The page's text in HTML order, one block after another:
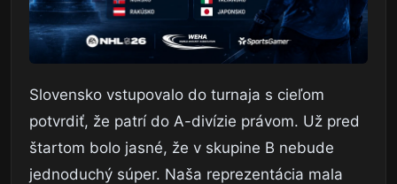
Slovensko vstupovalo do turnaja s cieľom
potvrdiť, že patrí do A-divízie právom. Už pred
štartom bolo jasné, že v skupine B nebude
jednoduchý súper. Naša reprezentácia mala